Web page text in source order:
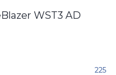
WST3 AD
225